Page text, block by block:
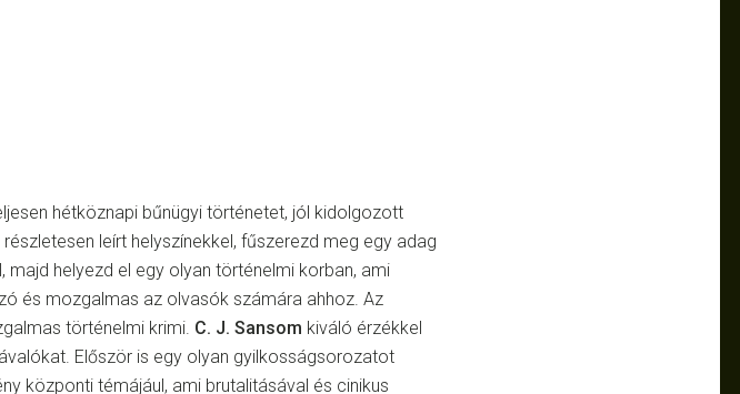
hétköznapi bűnügyi történetet, jól kidolgozott
leírt helyszínekkel, fűszerezd meg egy adag
majd helyezd el egy olyan történelmi korban, ami
és mozgalmas az olvasók számára ahhoz. Az
történelmi krimi. C. J. Sansom kiváló érzékkel
Először is egy olyan gyilkosságsorozatot
központi témájául, ami brutalitásával és cinikus